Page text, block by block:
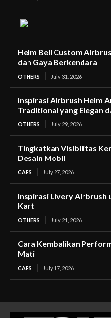
Helm Bell Custom
dan Gaya Berkendara
OTHERS July 31, 2026
Inspirasi Airbrush Helm
Traditional yang Elegan
OTHERS July 29, 2026
Tingkatkan Visibilitas
Desain Mobil
CARS July 27, 2026
Inspirasi Livery Airbrush
Kart
OTHERS July 21, 2026
Cara Kembalikan
Mati
CARS July 17, 2026